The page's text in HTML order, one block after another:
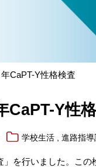
CaPT-Y性格検査
Y性
学校生活 ,進路指導
を行いました。この